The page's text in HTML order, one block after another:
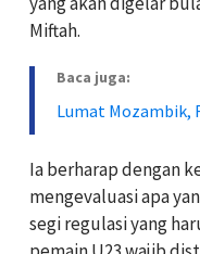
Miftah.
Baca juga:
Lumat Mozambik,
Ia berharap dengan
mengevaluasi apa
segi regulasi yang